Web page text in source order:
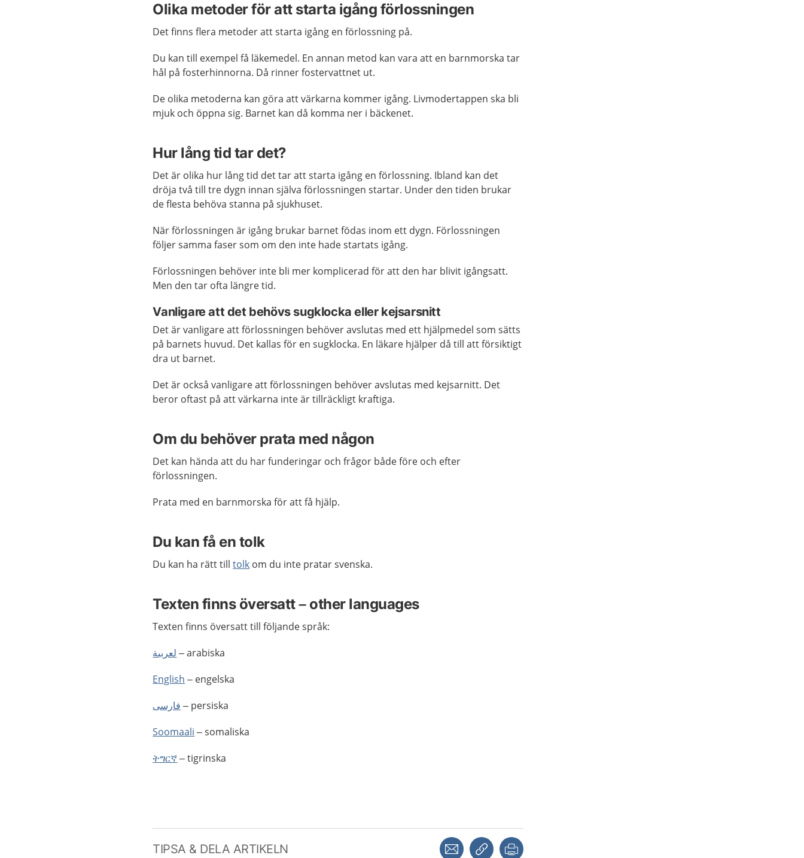
Olika metoder för att starta igång förlossningen
Det finns flera metoder att starta igång en förlossning på.
Du kan till exempel få läkemedel. En annan metod kan vara att en barnmorska tar
hål på fosterhinnorna. Då rinner fostervattnet ut.
De olika metoderna kan göra att värkarna kommer igång. Livmodertappen ska bli
mjuk och öppna sig. Barnet kan då komma ner i bäckenet.
Hur lång tid tar det?
Det är olika hur lång tid det tar att starta igång en förlossning. Ibland kan det
dröja två till tre dygn innan själva förlossningen startar. Under den tiden brukar
de flesta behöva stanna på sjukhuset.
När förlossningen är igång brukar barnet födas inom ett dygn. Förlossningen
följer samma faser som om den inte hade startats igång.
Förlossningen behöver inte bli mer komplicerad för att den har blivit igångsatt.
Men den tar ofta längre tid.
Vanligare att det behövs sugklocka eller kejsarsnitt
Det är vanligare att förlossningen behöver avslutas med ett hjälpmedel som sätts
på barnets huvud. Det kallas för en sugklocka. En läkare hjälper då till att försiktigt
dra ut barnet.
Det är också vanligare att förlossningen behöver avslutas med kejsarnitt. Det
beror oftast på att värkarna inte är tillräckligt kraftiga.
Om du behöver prata med någon
Det kan hända att du har funderingar och frågor både före och efter
förlossningen.
Prata med en barnmorska för att få hjälp.
Du kan få en tolk
Du kan ha rätt tilltolk om du inte pratar svenska.
Texten finns översatt – other languages
Texten finns översatt till följande språk:
لعربية – arabiska
English – engelska
فارسی – persiska
Soomaali – somaliska
ትግርኛ– tigrinska
TIPSA & DELA ARTIKELN Dela via mejlKopiera länk